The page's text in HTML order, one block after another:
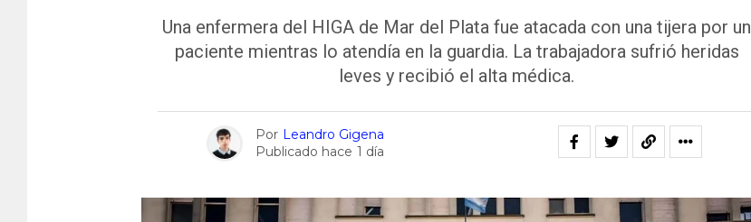
Una enfermera del HIGA de Mar del Plata fue atacada con una tijera por un
paciente mientras lo atendía en la guardia. La trabajadora sufrió heridas
leves y recibió el alta médica.
Por Leandro Gigena
Publicado hace 1 día